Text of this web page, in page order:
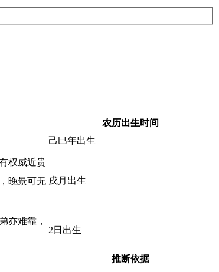
农历出生时间
己巳年出生
权威近贵
晚景可无 戌月出生
亦难靠，
2日出生
推断依据